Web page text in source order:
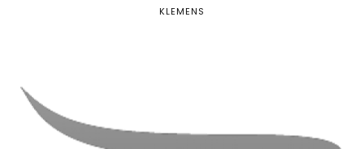
KLEMENS